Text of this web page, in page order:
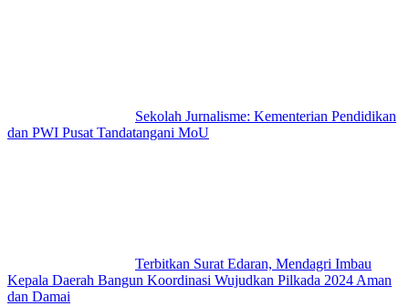
Sekolah Jurnalisme: Kementerian Pendidikan
dan PWI Pusat Tandatangani MoU
Terbitkan Surat Edaran, Mendagri Imbau
Kepala Daerah Bangun Koordinasi Wujudkan Pilkada 2024 Aman
dan Damai